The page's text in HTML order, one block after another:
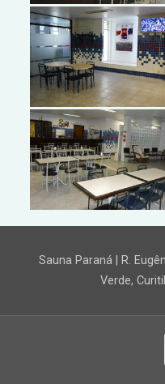
Sauna Paraná | R.
Verde,